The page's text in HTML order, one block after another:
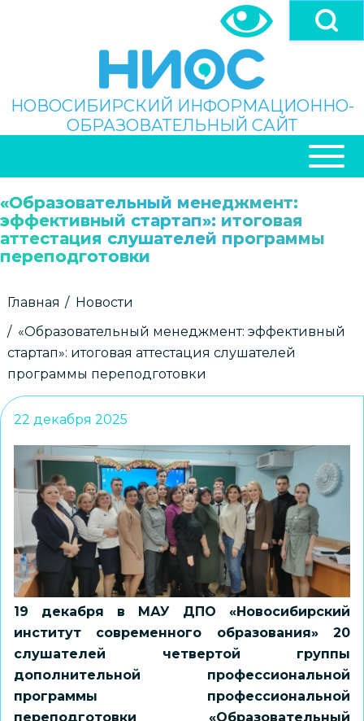
Поиск
НОВОСИБИРСКИЙ ИНФОРМАЦИОННО-
ОБРАЗОВАТЕЛЬНЫЙ САЙТ
НАВИГАЦИЯ
«Образовательный менеджмент:
эффективный стартап»: итоговая
аттестация слушателей программы
переподготовки
Строка
Главная
Новости
«Образовательный менеджмент: эффективный
стартап»: итоговая аттестация слушателей
программы переподготовки
22 декабря 2025
19 декабря в МАУ ДПО «Новосибирский
институт современного образования» 20
слушателей четвертой группы
дополнительной профессиональной
программы профессиональной
переподготовки «Образовательный